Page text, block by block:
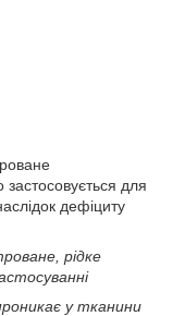
застосовується для
дефіциту
рідке
у тканини